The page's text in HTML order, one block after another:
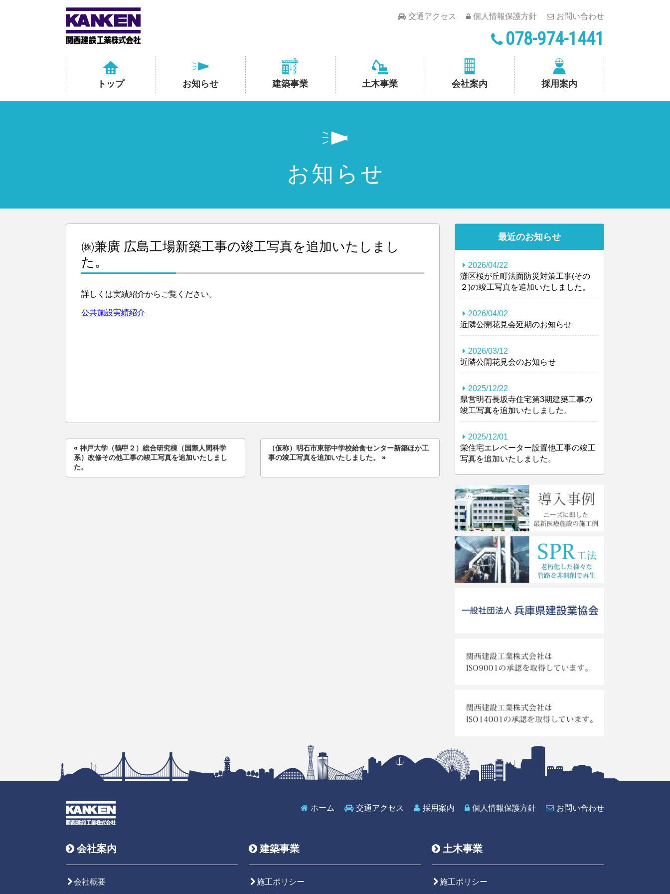
交通アクセス 個人情報保護方針 お問い合わせ
078-974-1441
トップ お知らせ 建築事業 土木事業 会社案内 採用案内
お知らせ
㈱兼廣 広島工場新築工事の竣工写真を追加いたしまし
た。
詳しくは実績紹介からご覧ください。
公共施設実績紹介
« 神戸大学（鶴甲２）総合研究棟（国際人間科学
系）改修その他工事の竣工写真を追加いたしまし
た。
（仮称）明石市東部中学校給食センター新築ほか工
事の竣工写真を追加いたしました。
»
最近のお知らせ
2026/04/22
灘区桜が丘町法面防災対策工事(その
２)の竣工写真を追加いたしました。
2026/04/02
近隣公開花見会延期のお知らせ
2026/03/12
近隣公開花見会のお知らせ
2025/12/22
県営明石長坂寺住宅第3期建築工事の
竣工写真を追加いたしました。
2025/12/01
栄住宅エレベーター設置他工事の竣工
写真を追加いたしました。
ホーム 交通アクセス 採用案内 個人情報保護方針 お問い合わせ
会社案内
会社概要
建築事業
施工ポリシー
土木事業
施工ポリシー